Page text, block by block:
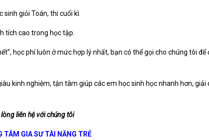
giỏi Toán, thi cuối kì.
tích cao trong học tập.
học phí luôn ở mức hợp lý nhất, bạn có thể gọi cho chúng tôi
kinh nghiệm, tận tâm giúp các em học sinh học nhanh hơn, giải
liên hệ với chúng tôi
TÂM GIA SƯ TÀI NĂNG TRẺ